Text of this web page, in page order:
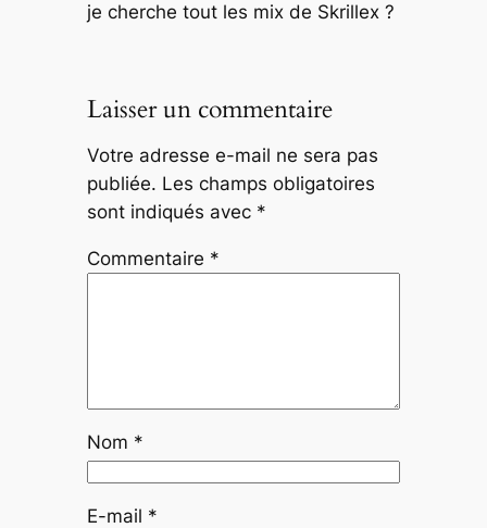
je cherche tout les mix de Skrillex ?
Laisser un commentaire
Votre adresse e-mail ne sera pas
publiée. Les champs obligatoires
sont indiqués avec *
Commentaire *
Nom *
E-mail *